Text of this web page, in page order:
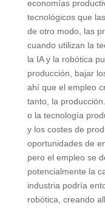
economías
tecnológicos que
de otro modo, las
cuando utilizan la
la IA y la robótica
producción, bajar
ahí que el empleo
tanto, la
o la tecnología
y los costes de
oportunidades de
pero el empleo se
potencialmente la
industria podría
robótica, creando